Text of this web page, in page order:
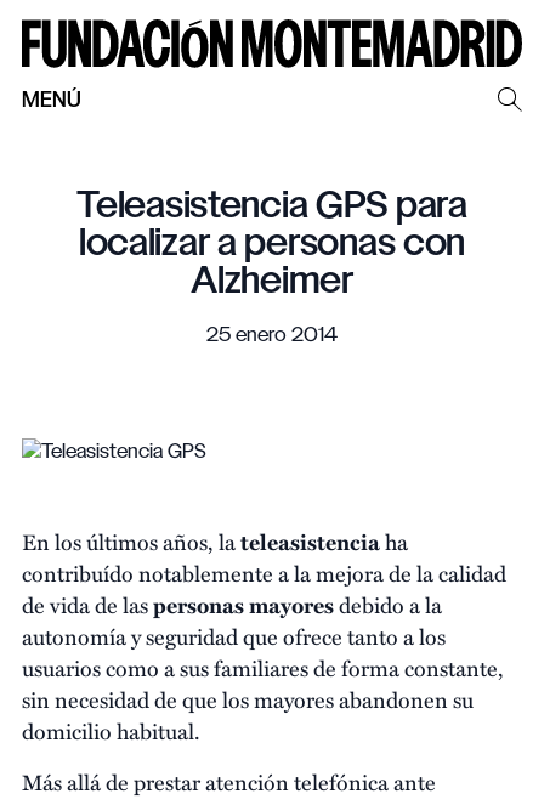
MENÚ
Teleasistencia GPS para
localizar a personas con
Alzheimer
25 enero 2014
En los últimos años, lateleasistenciaha
contribuído notablemente a la mejora de la calidad
de vida de laspersonas mayoresdebido a la
autonomía y seguridad que ofrece tanto a los
usuarios como a sus familiares de forma constante,
sin necesidad de que los mayores abandonen su
domicilio habitual.
Más allá de prestar atención telefónica ante